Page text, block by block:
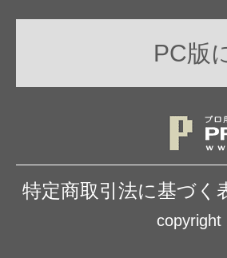
PC版
特定商取引法に基づく
copyright